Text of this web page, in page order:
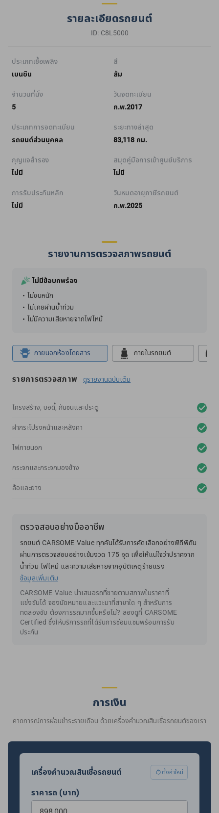
รายละเอียดรถยนต์
ID: C8L5000
ประเภทเชื้อเพลิง
เบนซิน
สี
ส้ม
จำนวนที่นั่ง
5
วันจดทะเบียน
ก.พ.2017
ประเภทการจดทะเบียน
รถยนต์ส่วนบุคคล
ระยะทางล่าสุด
83,118 กม.
กุญแจสำรอง
ไม่มี
สมุดคู่มือการเข้าศูนย์บริการ
ไม่มี
การรับประกันหลัก
ไม่มี
วันหมดอายุภาษีรถยนต์
ก.พ.2025
รายงานการตรวจสภาพรถยนต์
ไม่มีข้อบกพร่อง
ไม่ชนหนัก
ไม่เคยผ่านน้ำท่วม
ไม่มีความเสียหายจากไฟไหม้
ภายนอกห้องโดยสาร ภายในรถยนต์
รายการตรวจสภาพ ดูรายงานฉบับเต็ม
โครงสร้าง, บอดี้, กันชนและประตู
ฝากระโปรงหน้าและหลังคา
ไฟภายนอก
กระจกและกระจกมองข้าง
ล้อและยาง
ตรวจสอบอย่างมืออาชีพ
รถยนต์ CARSOME Value ทุกคันได้รับการคัดเลือกอย่างพิถีพิถัน
ผ่านการตรวจสอบอย่างเข้มงวด 175 จุด เพื่อให้แน่ใจว่าปราศจาก
น้ำท่วม ไฟไหม้ และความเสียหายจากอุบัติเหตุร้ายแรง
ข้อมูลเพิ่มเติม
CARSOME Value นำเสนอรถที่ขายตามสภาพในราคาที่
แข่งขันได้ จองนัดหมายและแวะมาที่สาขาใด ๆ สำหรับการ
ทดลองขับ ต้องการรถมากขึ้นหรือไม่? ลองดูที่ CARSOME
Certified ซึ่งให้บริการรถที่ได้รับการซ่อมแซมพร้อมการรับ
ประกัน
การเงิน
คาดการณ์การผ่อนชำระรายเดือน ด้วยเครื่องคำนวณสินเชื่อรถยนต์ของเรา
เครื่องคำนวณสินเชื่อรถยนต์ ตั้งค่าใหม่
ราคารถ (บาท)